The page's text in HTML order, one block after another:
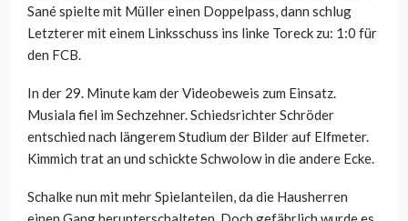
Sané spielte mit Müller einen Doppelpass, dann schlug
Letzterer mit einem Linksschuss ins linke Toreck zu: 1:0 für
den FCB.
In der 29. Minute kam der Videobeweis zum Einsatz.
Musiala fiel im Sechzehner. Schiedsrichter Schröder
entschied nach längerem Studium der Bilder auf Elfmeter.
Kimmich trat an und schickte Schwolow in die andere Ecke.
Schalke nun mit mehr Spielanteilen, da die Hausherren